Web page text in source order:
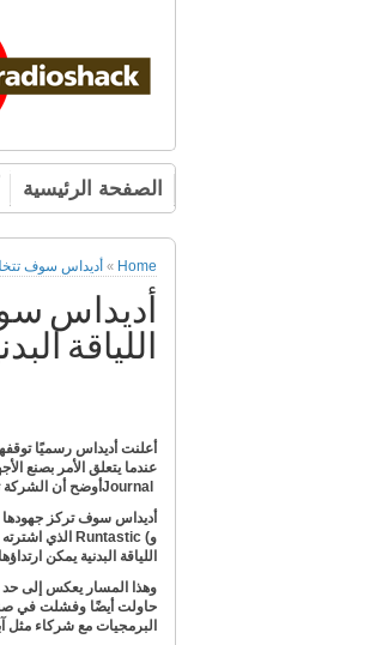
الصفحة الرئيسية
Home
» أديداس سوف
أديداس
اللياقة
أعلنت أديداس رسميًا
عندما يتعلق الأمر بصنع
Journal أوضح أن
أديداس سوف تركز جهودها
وRuntastic (
اللياقة البدنية يمكن
وهذا المسار يعكس إلى
حاولت أيضًا وفشلت في
البرمجيات مع شركاء مثل